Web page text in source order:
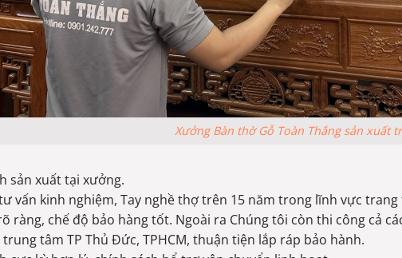
Xưởng Bàn thờ Gỗ Toàn Thắng sản xuất
sản xuất tại xưởng.
vấn kinh nghiệm, Tay nghề thợ trên 15 năm trong lĩnh vực
ràng, chế độ bảo hàng tốt. Ngoài ra Chúng tôi còn thi công cả
tâm TP Thủ Đức, TPHCM, thuận tiện lắp ráp bảo hành.